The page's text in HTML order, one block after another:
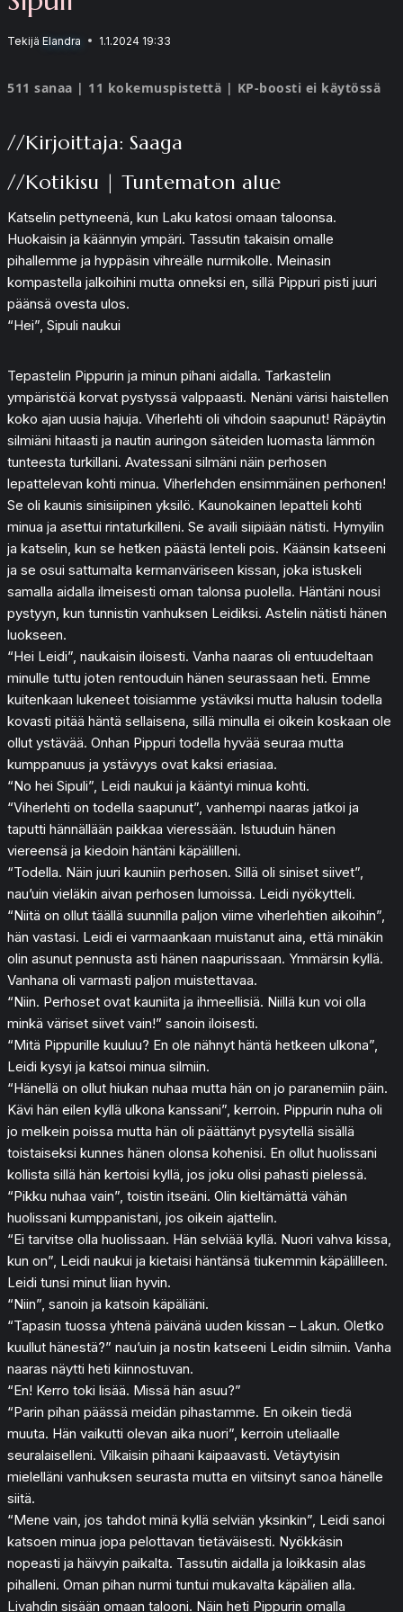
Tekijä Elandra 1.1.2024 19:33
511 sanaa | 11 kokemuspistettä | KP-boosti ei käytössä
//Kirjoittaja: Saaga
//Kotikisu | Tuntematon alue
Katselin pettyneenä, kun Laku katosi omaan taloonsa.
Huokaisin ja käännyin ympäri. Tassutin takaisin omalle
pihallemme ja hyppäsin vihreälle nurmikolle. Meinasin
kompastella jalkoihini mutta onneksi en, sillä Pippuri pisti juuri
päänsä ovesta ulos.
“Hei”, Sipuli naukui
Tepastelin Pippurin ja minun pihani aidalla. Tarkastelin
ympäristöä korvat pystyssä valppaasti. Nenäni värisi haistellen
koko ajan uusia hajuja. Viherlehti oli vihdoin saapunut! Räpäytin
silmiäni hitaasti ja nautin auringon säteiden luomasta lämmön
tunteesta turkillani. Avatessani silmäni näin perhosen
lepattelevan kohti minua. Viherlehden ensimmäinen perhonen!
Se oli kaunis sinisiipinen yksilö. Kaunokainen lepatteli kohti
minua ja asettui rintaturkilleni. Se availi siipiään nätisti. Hymyilin
ja katselin, kun se hetken päästä lenteli pois. Käänsin katseeni
ja se osui sattumalta kermanväriseen kissan, joka istuskeli
samalla aidalla ilmeisesti oman talonsa puolella. Häntäni nousi
pystyyn, kun tunnistin vanhuksen Leidiksi. Astelin nätisti hänen
luokseen.
“Hei Leidi”, naukaisin iloisesti. Vanha naaras oli entuudeltaan
minulle tuttu joten rentouduin hänen seurassaan heti. Emme
kuitenkaan lukeneet toisiamme ystäviksi mutta halusin todella
kovasti pitää häntä sellaisena, sillä minulla ei oikein koskaan ole
ollut ystävää. Onhan Pippuri todella hyvää seuraa mutta
kumppanuus ja ystävyys ovat kaksi eriasiaa.
“No hei Sipuli”, Leidi naukui ja kääntyi minua kohti.
“Viherlehti on todella saapunut”, vanhempi naaras jatkoi ja
taputti hännällään paikkaa vieressään. Istuuduin hänen
viereensä ja kiedoin häntäni käpälilleni.
“Todella. Näin juuri kauniin perhosen. Sillä oli siniset siivet”,
nau’uin vieläkin aivan perhosen lumoissa. Leidi nyökytteli.
“Niitä on ollut täällä suunnilla paljon viime viherlehtien aikoihin”,
hän vastasi. Leidi ei varmaankaan muistanut aina, että minäkin
olin asunut pennusta asti hänen naapurissaan. Ymmärsin kyllä.
Vanhana oli varmasti paljon muistettavaa.
“Niin. Perhoset ovat kauniita ja ihmeellisiä. Niillä kun voi olla
minkä väriset siivet vain!” sanoin iloisesti.
“Mitä Pippurille kuuluu? En ole nähnyt häntä hetkeen ulkona”,
Leidi kysyi ja katsoi minua silmiin.
“Hänellä on ollut hiukan nuhaa mutta hän on jo paranemiin päin.
Kävi hän eilen kyllä ulkona kanssani”, kerroin. Pippurin nuha oli
jo melkein poissa mutta hän oli päättänyt pysytellä sisällä
toistaiseksi kunnes hänen olonsa kohenisi. En ollut huolissani
kollista sillä hän kertoisi kyllä, jos joku olisi pahasti pielessä.
“Pikku nuhaa vain”, toistin itseäni. Olin kieltämättä vähän
huolissani kumppanistani, jos oikein ajattelin.
“Ei tarvitse olla huolissaan. Hän selviää kyllä. Nuori vahva kissa,
kun on”, Leidi naukui ja kietaisi häntänsä tiukemmin käpälilleen.
Leidi tunsi minut liian hyvin.
“Niin”, sanoin ja katsoin käpäliäni.
“Tapasin tuossa yhtenä päivänä uuden kissan – Lakun. Oletko
kuullut hänestä?” nau’uin ja nostin katseeni Leidin silmiin. Vanha
naaras näytti heti kiinnostuvan.
“En! Kerro toki lisää. Missä hän asuu?”
“Parin pihan päässä meidän pihastamme. En oikein tiedä
muuta. Hän vaikutti olevan aika nuori”, kerroin uteliaalle
seuralaiselleni. Vilkaisin pihaani kaipaavasti. Vetäytyisin
mielelläni vanhuksen seurasta mutta en viitsinyt sanoa hänelle
siitä.
“Mene vain, jos tahdot minä kyllä selviän yksinkin”, Leidi sanoi
katsoen minua jopa pelottavan tietäväisesti. Nyökkäsin
nopeasti ja häivyin paikalta. Tassutin aidalla ja loikkasin alas
pihalleni. Oman pihan nurmi tuntui mukavalta käpälien alla.
Livahdin sisään omaan talooni. Näin heti Pippurin omalla